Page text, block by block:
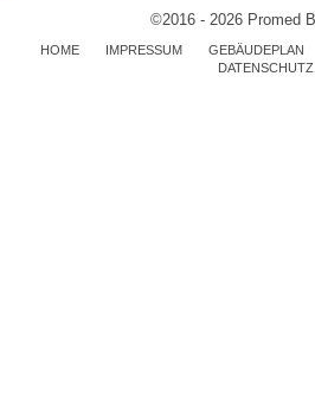
©2016 - 2026 Promed
HOME IMPRESSUM GEBÄUDEPLAN
DATENSCHUTZ